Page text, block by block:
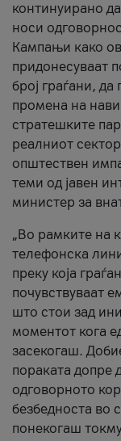
континуирано
носи
Кампањи како
придонесуваат
број граѓани,
промена на
стратешките
реалниот
општествен
теми од јавен
министер за
„Во рамките на
телефонска
преку која
почувствуваат
што стои зад
моментот кога
засекогаш.
пораката допре
одговорното
безбедноста во
понекогаш